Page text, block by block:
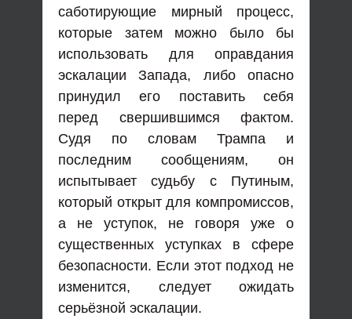
саботирующие мирный процесс,
которые затем можно было бы
использовать для оправдания
эскалации Запада, либо опасно
принудил его поставить себя
перед свершившимся фактом.
Судя по словам Трампа и
последним сообщениям, он
испытывает судьбу с Путиным,
который открыт для компромиссов,
а не уступок, не говоря уже о
существенных уступках в сфере
безопасности. Если этот подход не
изменится, следует ожидать
серьёзной эскалации.